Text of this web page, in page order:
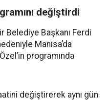
değiştirdi
Belediye Başkanı Ferdi
Manisa’da
programında
değiştirerek aynı gün